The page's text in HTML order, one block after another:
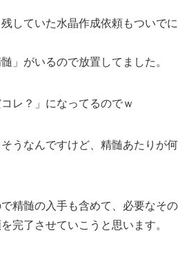
していた水晶作成依頼もついでに
」がいるので放置してました。
レ？」になってるのでｗ
うなんですけど、精髄あたりが何
精髄の入手も含めて、必要なその
完了させていこうと思います。